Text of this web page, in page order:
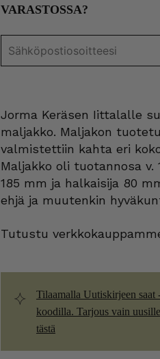
VARASTOSSA?
Jorma Keräsen Iittalalle
maljakko. Maljakon
valmistettiin kahta eri
Maljakko oli tuotannosa v.
185 mm ja halkaisija 80
ehjä ja muutenkin
Tutustu
Tilaamalla Uutiskirjeen saat
koodilla. Tarjous vain
tästä